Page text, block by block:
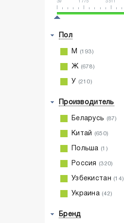
39 1775 3511
Пол
М (193)
Ж (678)
У (210)
Производитель
Беларусь (87)
Китай (650)
Польша (1)
Россия (320)
Узбекистан (14)
Украина (42)
Бренд